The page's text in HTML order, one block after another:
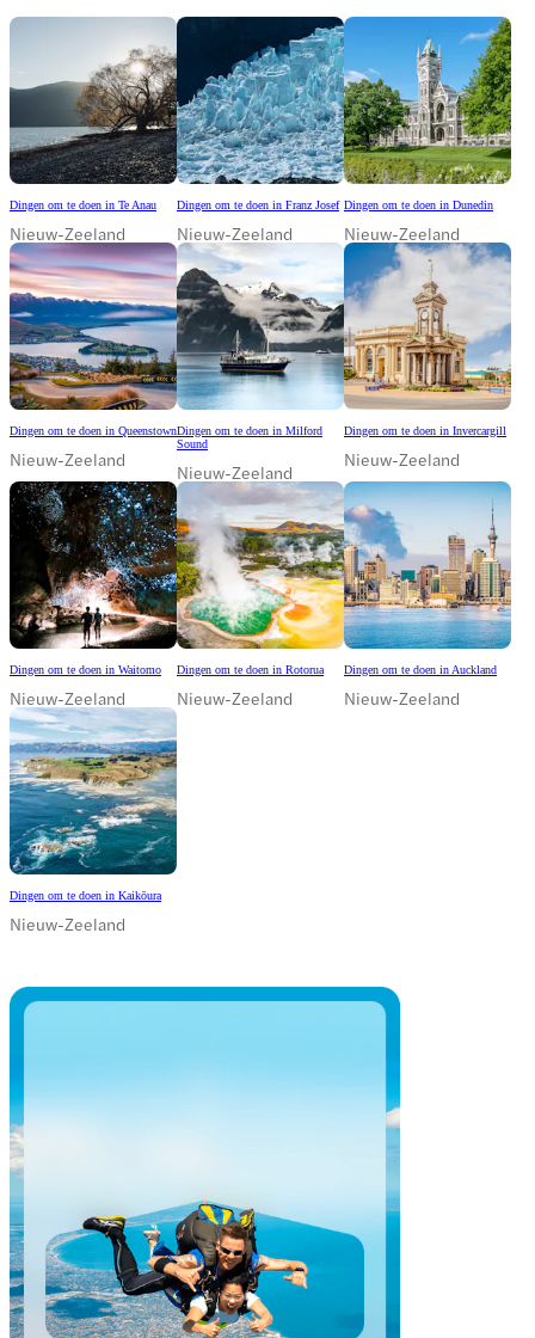
Dingen om te doen in Te Anau
Nieuw-Zeeland
Dingen om te doen in Franz Josef
Nieuw-Zeeland
Dingen om te doen in Dunedin
Nieuw-Zeeland
Dingen om te doen in Queenstown
Nieuw-Zeeland
Dingen om te doen in Milford
Sound
Nieuw-Zeeland
Dingen om te doen in Invercargill
Nieuw-Zeeland
Dingen om te doen in Waitomo
Nieuw-Zeeland
Dingen om te doen in Rotorua
Nieuw-Zeeland
Dingen om te doen in Auckland
Nieuw-Zeeland
Dingen om te doen in Kaikōura
Nieuw-Zeeland